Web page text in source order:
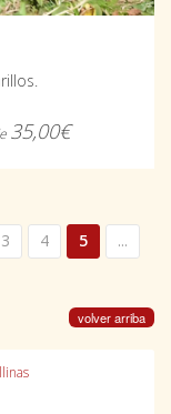
35,00€
3 4 5 ...
volver arriba